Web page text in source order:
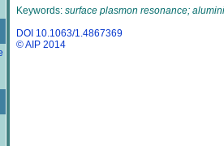
Keywords: surface plasmon resonance;
DOI 10.1063/1.4867369
© AIP 2014